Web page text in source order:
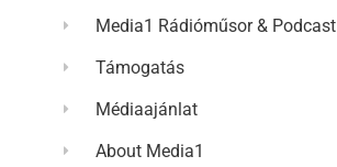
Media1 Rádióműsor & Podcast
Támogatás
Médiaajánlat
About Media1